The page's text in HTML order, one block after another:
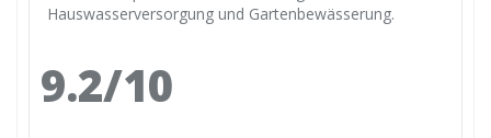
Hauswasserversorgung und Gartenbewässerung.​
9.2/10